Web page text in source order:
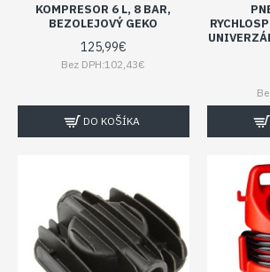
KOMPRESOR 6 L, 8 BAR,
BEZOLEJOVÝ GEKO
125,99€
Bez DPH:102,43€
DO KOŠÍKA